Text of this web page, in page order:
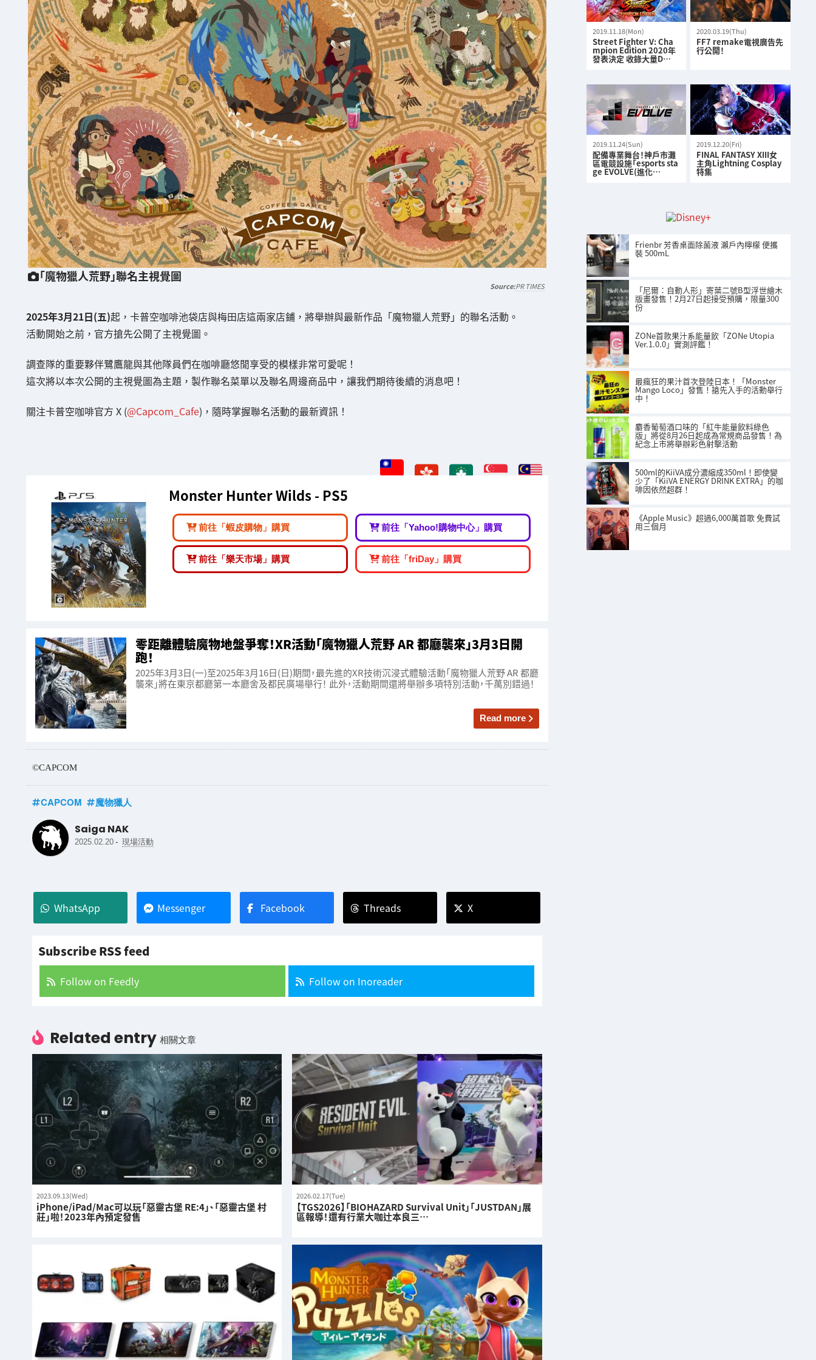
「魔物獵人荒野」聯名主視覺圖
PR TIMES
2025年3月21日(五)起，卡普空咖啡池袋店與梅田店這兩家店鋪，將舉辦與最新作品「魔物獵人荒野」的聯名活動。
活動開始之前，官方搶先公開了主視覺圖。
調查隊的重要夥伴鷺鷹龍與其他隊員們在咖啡廳悠閒享受的模樣非常可愛呢！
這次將以本次公開的主視覺圖為主題，製作聯名菜單以及聯名周邊商品中，讓我們期待後續的消息吧！
關注卡普空咖啡官方 X (@Capcom_Cafe)，隨時掌握聯名活動的最新資訊！
Monster Hunter Wilds - PS5
前往「蝦皮購物」購買 前往「Yahoo!購物中心」購買
前往「樂天市場」購買 前往「friDay」購買
零距離體驗魔物地盤爭奪！XR活動「魔物獵人荒野 AR 都廳襲來」3月3日開
跑！
2025年3月3日(一)至2025年3月16日(日)期間，最先進的XR技術沉浸式體驗活動「魔物獵人荒野 AR 都廳
襲來」將在東京都廳第一本廳舍及都民廣場舉行！ 此外，活動期間還將舉辦多項特別活動，千萬別錯過！
Read more
©CAPCOM
CAPCOM 魔物獵人
Saiga NAK
2025.02.20- 現場活動
WhatsApp Messenger Facebook Threads X
Subscribe RSS feed
Follow on Feedly Follow on Inoreader
Related entry 相關文章
2023.09.13(Wed)
iPhone/iPad/Mac可以玩「惡靈古堡 RE:4」、「惡靈古堡 村
莊」啦！2023年內預定發售
2026.02.17(Tue)
【TGS2026】「BIOHAZARD Survival Unit」「JUSTDAN」展
區報導！還有行業大咖辻本良三…
2019.11.18(Mon)
Street Fighter V: Cha
mpion Edition 2020年
發表決定 收錄大量D…
2020.03.19(Thu)
FF7 remake電視廣告先
行公開！
2019.11.24(Sun)
配備專業舞台！神戶市灘
區電競設施「esports sta
ge EVOLVE(進化…
2019.12.20(Fri)
FINAL FANTASY XIII女
主角Lightning Cosplay
特集
Frienbr 芳香桌面除菌液 瀨戶內檸檬 便攜
裝 500mL
「尼爾：自動人形」寄葉二號B型浮世繪木
版畫發售！2月27日起接受預購，限量300
份
ZONe首款果汁系能量飲「ZONe Utopia
Ver.1.0.0」實測評鑑！
最瘋狂的果汁首次登陸日本！「Monster
Mango Loco」發售！搶先入手的活動舉行
中！
麝香葡萄酒口味的「紅牛能量飲料綠色
版」將從8月26日起成為常規商品發售！為
紀念上市將舉辦彩色射擊活動
500ml的KiiVA成分濃縮成350ml！即使變
少了「KiiVA ENERGY DRINK EXTRA」的咖
啡因依然超群！
《Apple Music》超過6,000萬首歌 免費試
用三個月